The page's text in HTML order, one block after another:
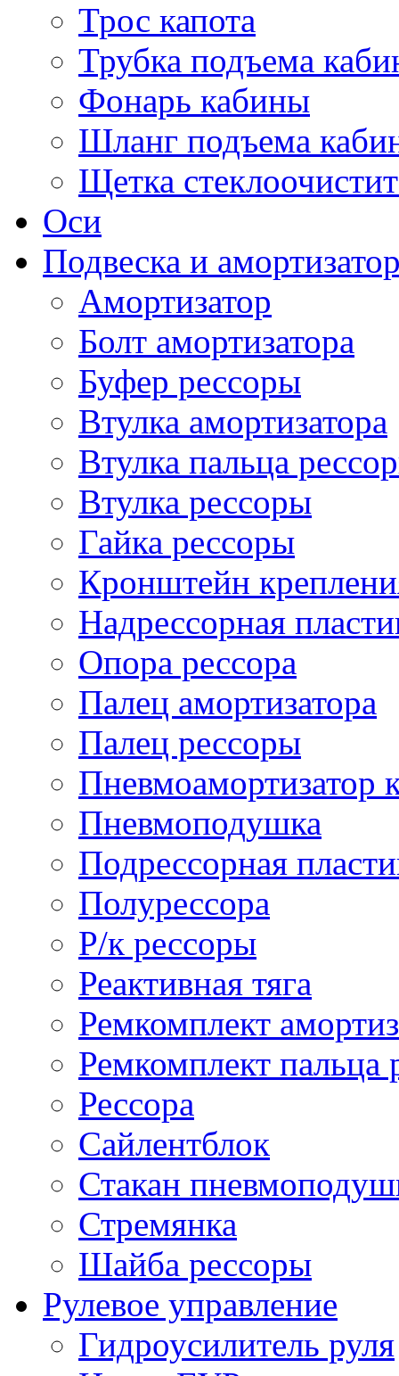
Трос капота
Трубка подъема
Фонарь кабины
Шланг подъема
Щетка
Оси
Подвеска и
Амортизатор
Болт амортизатора
Буфер рессоры
Втулка амортизатора
Втулка пальца
Втулка рессоры
Гайка рессоры
Кронштейн
Надрессорная
Опора рессора
Палец амортизатора
Палец рессоры
Пневмоамортизатор
Пневмоподушка
Подрессорная
Полурессора
Р/к рессоры
Реактивная тяга
Ремкомплект
Ремкомплект пальца
Рессора
Сайлентблок
Стакан
Стремянка
Шайба рессоры
Рулевое управление
Гидроусилитель руля